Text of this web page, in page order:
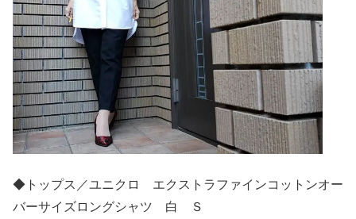
◆トップス／ユニクロ エクストラファインコットンオー
バーサイズロングシャツ 白 Ｓ